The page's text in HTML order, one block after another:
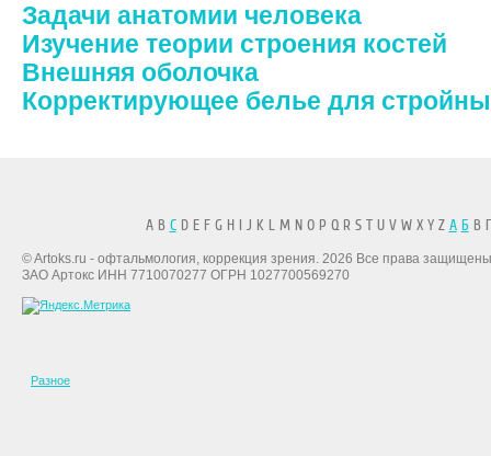
Задачи анатомии человека
Изучение теории строения костей
Внешняя оболочка
Корректирующее белье для
A B CD E F G H I J K L M N O P Q R S T U V W X Y Z А БВ
© Artoks.ru - офтальмология, коррекция зрения. 2026 Все права
ЗАО Артокс ИНН 7710070277 ОГРН 1027700569270
Разное